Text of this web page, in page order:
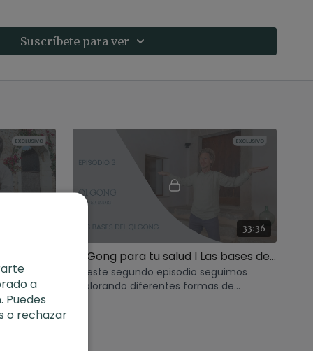
Suscríbete para ver
33:36
Qi Gong para tu salud I Las bases del Qi Gong
En este segundo episodio seguimos
explorando diferentes formas de
a
o rechazar